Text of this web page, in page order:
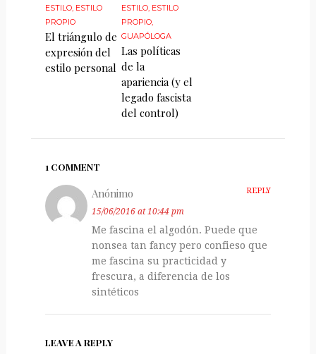
ESTILO, ESTILO
PROPIO
El triángulo de
expresión del
estilo personal
ESTILO ESTILO
PROPIO
GUAPÓLOGA
Las políticas
de la
apariencia (y el
legado fascista
del control)
1 COMMENT
Anónimo REPLY
15/06/2016 at 10:44 pm
Me fascina el algodón. Puede que
nonsea tan fancy pero confieso que
me fascina su practicidad y
frescura, a diferencia de los
sintéticos
LEAVE A REPLY